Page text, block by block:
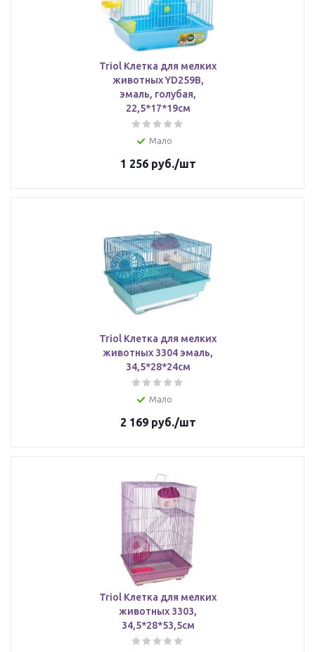
Triol Клетка для мелких
животных YD259В,
эмаль, голубая,
22,5*17*19см
Мало
1 256руб./шт
Triol Клетка для мелких
животных 3304 эмаль,
34,5*28*24см
Мало
2 169руб./шт
Triol Клетка для мелких
животных 3303,
34,5*28*53,5см